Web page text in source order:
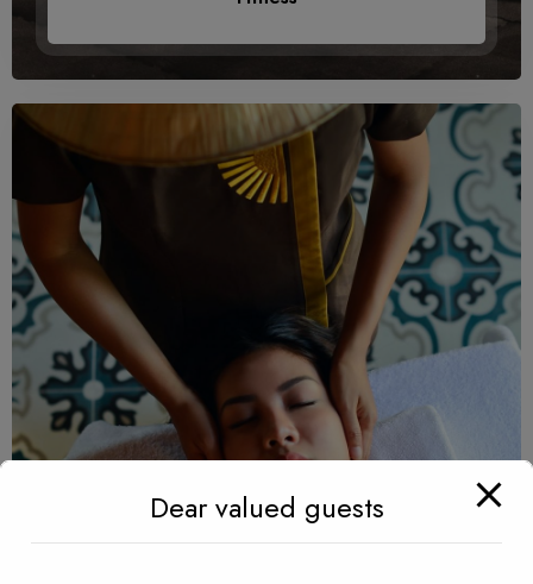
Dear valued guests